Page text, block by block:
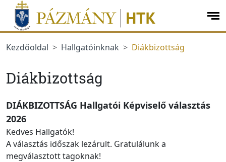
jumplink.menu
jumplink.content
Kezdőoldal
Hallgatóinknak Diákbizottság
Diákbizottság
DIÁKBIZOTTSÁG Hallgatói Képviselő választás
2026
Kedves Hallgatók!
A választás időszak lezárult. Gratulálunk a
megválasztott tagoknak!